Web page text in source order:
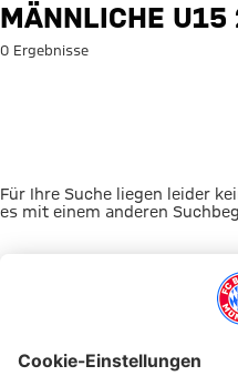
Suche:
MÄNNLICHE U15
0 Ergebnisse
Für Ihre Suche liegen leider
es mit einem anderen